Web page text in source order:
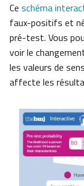
Ce schéma
faux-positifs et
pré-test. Vous
voir le
les valeurs de
affecte les